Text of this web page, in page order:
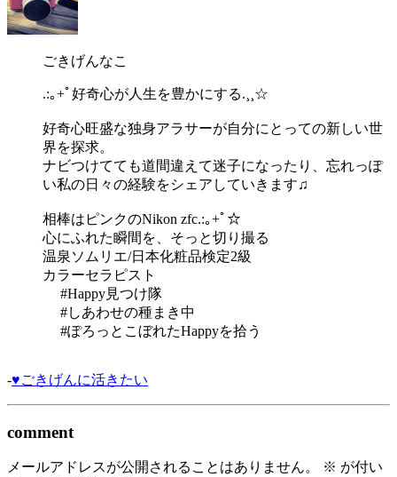
ごきげんなこ
.:｡+ﾟ好奇心が人生を豊かにする.¸¸☆
好奇心旺盛な独身アラサーが自分にとっての新しい世
界を探求。
ナビつけてても道間違えて迷子になったり、忘れっぽ
い私の日々の経験をシェアしていきます♫
相棒はピンクのNikon zfc.:｡+ﾟ☆
心にふれた瞬間を、そっと切り撮る
温泉ソムリエ/日本化粧品検定2級
カラーセラピスト
#Happy見つけ隊
#しあわせの種まき中
#ぽろっとこぼれたHappyを拾う
-♥ごきげんに活きたい
comment
メールアドレスが公開されることはありません。 ※ が付い